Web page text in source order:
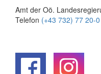
Amt der Oö.
Telefon (+43 732) 77 20-0